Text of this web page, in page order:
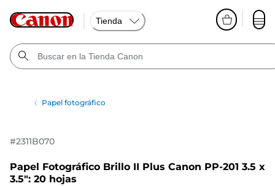
Tienda
Papel fotográfico
#2311B070
Papel Fotográfico Brillo II Plus Canon PP-201 3.5 x
3.5": 20 hojas